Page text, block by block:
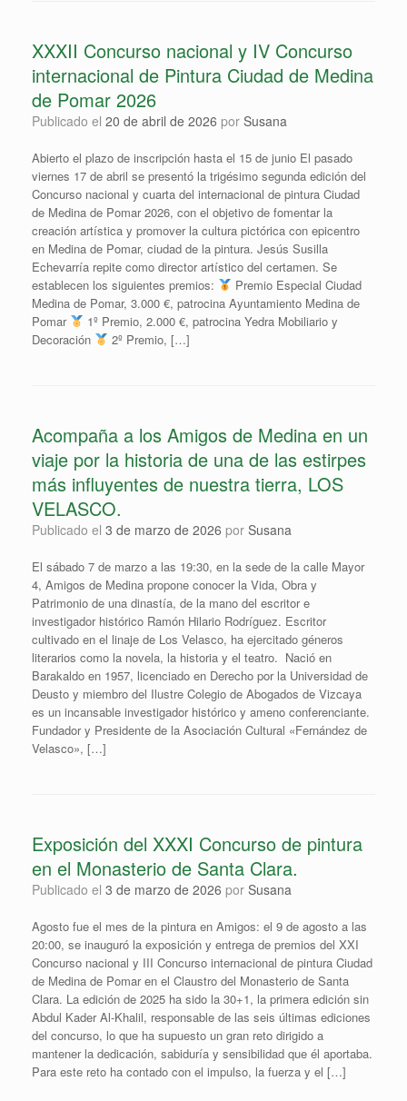
XXXII Concurso nacional y IV Concurso
internacional de Pintura Ciudad de Medina
de Pomar 2026
Publicado el 20 de abril de 2026 por Susana
Abierto el plazo de inscripción hasta el 15 de junio El pasado
viernes 17 de abril se presentó la trigésimo segunda edición del
Concurso nacional y cuarta del internacional de pintura Ciudad
de Medina de Pomar 2026, con el objetivo de fomentar la
creación artística y promover la cultura pictórica con epicentro
en Medina de Pomar, ciudad de la pintura. Jesús Susilla
Echevarría repite como director artístico del certamen. Se
establecen los siguientes premios:
Premio Especial Ciudad
Medina de Pomar, 3.000 €, patrocina Ayuntamiento Medina de
Pomar
1º Premio, 2.000 €, patrocina Yedra Mobiliario y
Decoración
2º Premio, […]
Acompaña a los Amigos de Medina en un
viaje por la historia de una de las estirpes
más influyentes de nuestra tierra, LOS
VELASCO.
Publicado el 3 de marzo de 2026 por Susana
El sábado 7 de marzo a las 19:30, en la sede de la calle Mayor
4, Amigos de Medina propone conocer la Vida, Obra y
Patrimonio de una dinastía, de la mano del escritor e
investigador histórico Ramón Hilario Rodríguez. Escritor
cultivado en el linaje de Los Velasco, ha ejercitado géneros
literarios como la novela, la historia y el teatro. Nació en
Barakaldo en 1957, licenciado en Derecho por la Universidad de
Deusto y miembro del Ilustre Colegio de Abogados de Vizcaya
es un incansable investigador histórico y ameno conferenciante.
Fundador y Presidente de la Asociación Cultural «Fernández de
Velasco», […]
Exposición del XXXI Concurso de pintura
en el Monasterio de Santa Clara.
Publicado el 3 de marzo de 2026 por Susana
Agosto fue el mes de la pintura en Amigos: el 9 de agosto a las
20:00, se inauguró la exposición y entrega de premios del XXI
Concurso nacional y III Concurso internacional de pintura Ciudad
de Medina de Pomar en el Claustro del Monasterio de Santa
Clara. La edición de 2025 ha sido la 30+1, la primera edición sin
Abdul Kader Al-Khalil, responsable de las seis últimas ediciones
del concurso, lo que ha supuesto un gran reto dirigido a
mantener la dedicación, sabiduría y sensibilidad que él aportaba.
Para este reto ha contado con el impulso, la fuerza y el […]